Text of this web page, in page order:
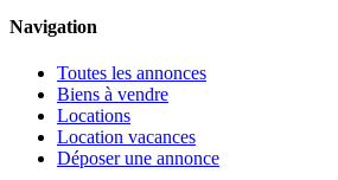
Navigation
Toutes les annonces
Biens à vendre
Locations
Location vacances
Déposer une annonce